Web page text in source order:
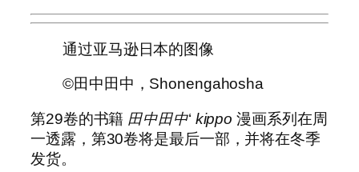
通过亚马逊日本的图像
©田中田中，Shonengahosha
第29卷的书籍 田中田中‘ kippo 漫画系列在周
一透露，第30卷将是最后一部，并将在冬季
发货。